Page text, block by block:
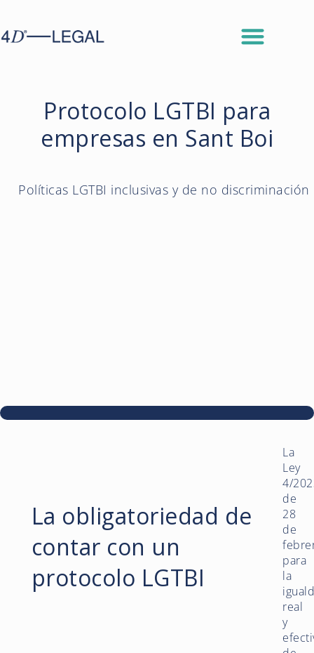
Protocolo LGTBI para
empresas en Sant Boi
Políticas LGTBI inclusivas y de no discriminación
La obligatoriedad de
contar con un
protocolo LGTBI
La
Ley
4/
de
28
de
para
la
real
y